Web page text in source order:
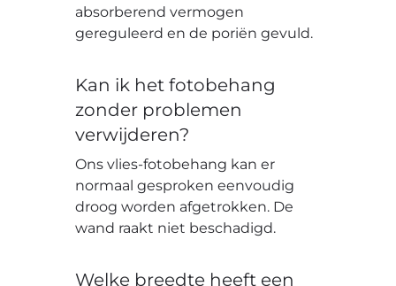
absorberend vermogen
gereguleerd en de poriën gevuld.
Kan ik het fotobehang
zonder problemen
verwijderen?
Ons vlies-fotobehang kan er
normaal gesproken eenvoudig
droog worden afgetrokken. De
wand raakt niet beschadigd.
Welke breedte heeft een